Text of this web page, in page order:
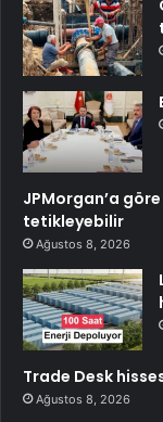
JPMorgan’a
tetikleyebilir
Ağustos 8, 2026
Trade Desk
Ağustos 8, 2026